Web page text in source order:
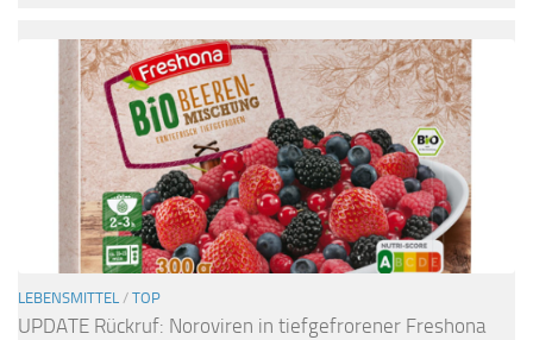
LEBENSMITTEL / TOP
UPDATE Rückruf: Noroviren in tiefgefrorener Freshona